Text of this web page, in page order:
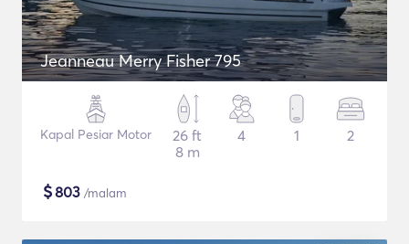
Jeanneau Merry Fisher 795
Kapal Pesiar Motor
26 ft
8 m
4 1 2
$803 /malam